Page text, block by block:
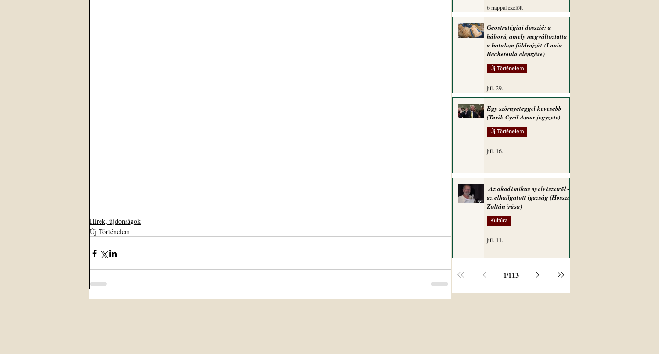
Hírek, újdonságok
Új Történelem
6 nappal ezelőtt
Geostratégiai dosszié: a
háború, amely megváltoztatta
a hatalom földrajzát (Laala
Bechetoula elemzése)
Új Történelem
júl. 29.
Egy szörnyeteggel kevesebb
(Tarik Cyril Amar jegyzete)
Új Történelem
júl. 16.
Az akadémikus nyelvészetről –
az elhallgatott igazság (Hosszú
Zoltán írása)
Kultúra
júl. 11.
1/113